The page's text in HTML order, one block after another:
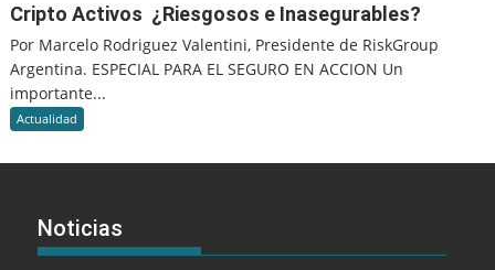
Cripto Activos ¿Riesgosos e Inasegurables?
Por Marcelo Rodriguez Valentini, Presidente de RiskGroup
Argentina. ESPECIAL PARA EL SEGURO EN ACCION Un
importante...
Actualidad
Noticias